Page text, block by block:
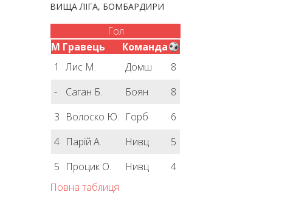
ВИЩА ЛІГА, БОМБАРДИРИ
Гол
М Гравець
Команда
1
Лис М. Домш
8
-
Саган Б. Боян
8
3 Волоско Ю. Горб
6
4 Парій А. Нивц
5
5 Процик О. Нивц
4
Повна таблиця